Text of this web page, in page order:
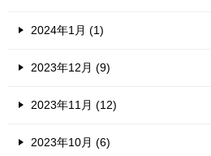
2024年1月 (1)
2023年12月 (9)
2023年11月 (12)
2023年10月 (6)